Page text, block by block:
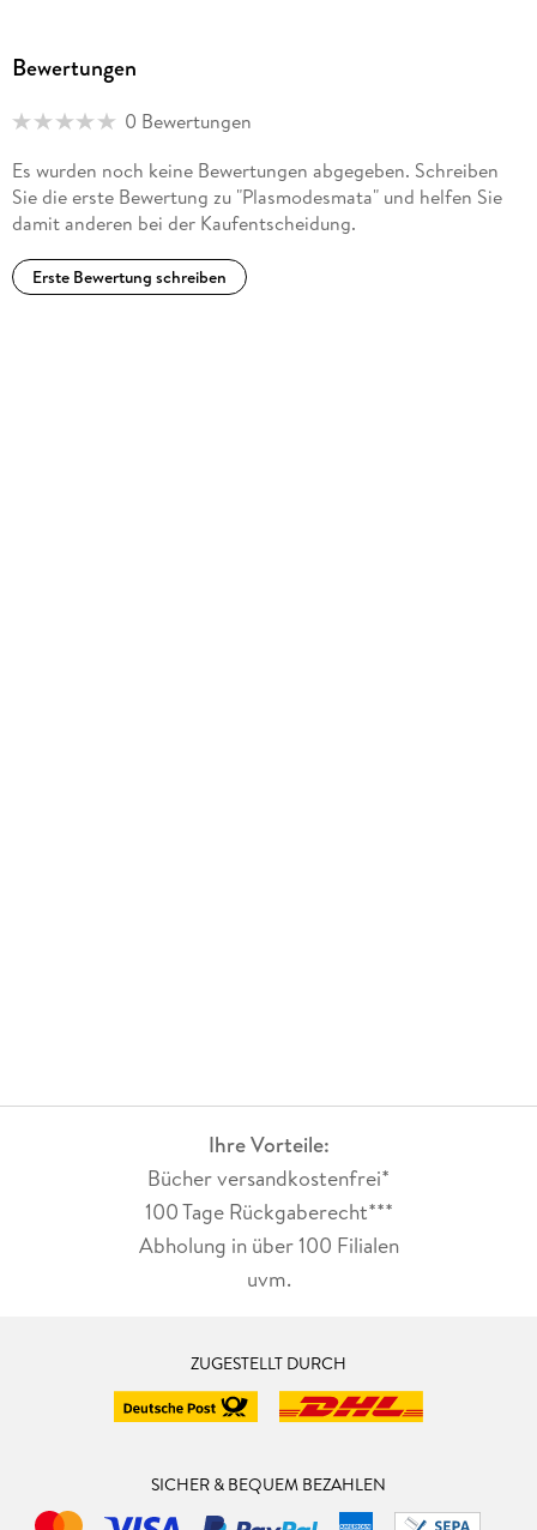
Bewertungen
0 Bewertungen
Es wurden noch keine Bewertungen abgegeben. Schreiben
Sie die erste Bewertung zu "Plasmodesmata" und helfen Sie
damit anderen bei der Kaufentscheidung.
Erste Bewertung schreiben
Ihre Vorteile:
Bücher versandkostenfrei*
100 Tage Rückgaberecht***
Abholung in über 100 Filialen
uvm.
ZUGESTELLT DURCH
SICHER & BEQUEM BEZAHLEN